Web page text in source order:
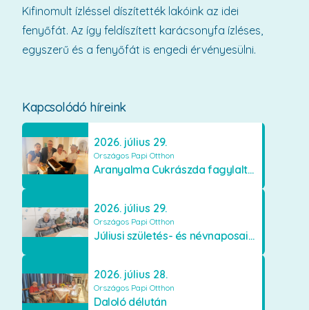
Kapcsolódó híreink
2026. július 29.
Országos Papi Otthon
Aranyalma Cukrászda fagylaltos meglepetés
2026. július 29.
Országos Papi Otthon
Júliusi születés- és névnaposaink
2026. július 28.
Országos Papi Otthon
Daloló délután
Kifinomult ízléssel díszítették lakóink az idei
fenyőfát. Az így feldíszített karácsonyfa ízléses,
egyszerű és a fenyőfát is engedi érvényesülni.